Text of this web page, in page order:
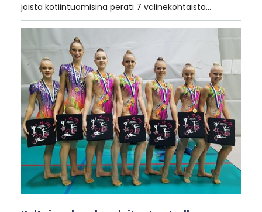
joista kotiintuomisina peräti 7 välinekohtaista…